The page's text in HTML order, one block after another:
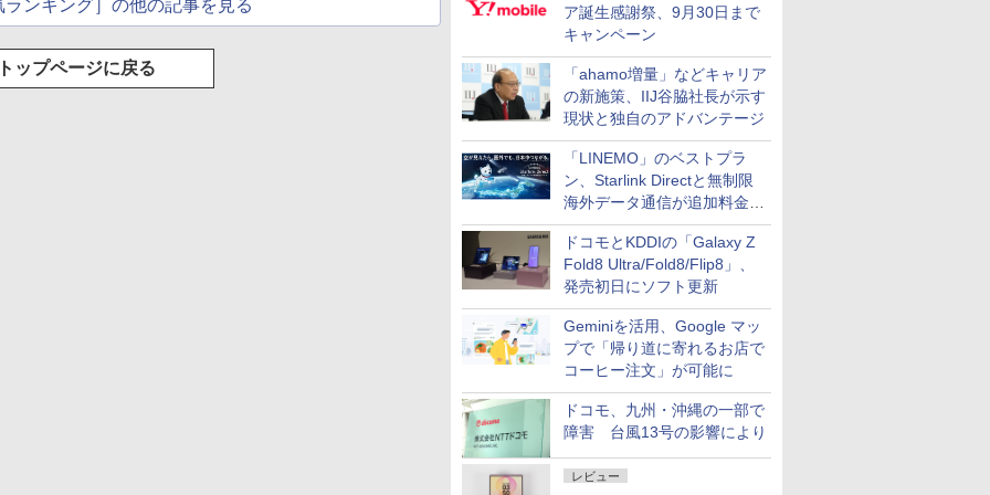
ア誕生感謝祭、9月30日まで
キャンペーン
「ahamo増量」などキャリア
の新施策、IIJ谷脇社長が示す
現状と独自のアドバンテージ
「LINEMO」のベストプラ
ン、Starlink Directと無制限
海外データ通信が追加料金な
しに
ドコモとKDDIの「Galaxy Z
Fold8 Ultra/Fold8/Flip8」、
発売初日にソフト更新
Geminiを活用、Google マッ
プで「帰り道に寄れるお店で
コーヒー注文」が可能に
ドコモ、九州・沖縄の一部で
障害 台風13号の影響により
レビュー
ランキング］の他の記事を見る
トップページに戻る